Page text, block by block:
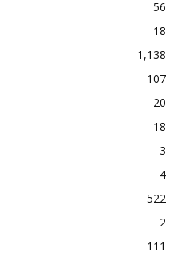
56
18
1,138
107
20
18
3
4
522
2
111